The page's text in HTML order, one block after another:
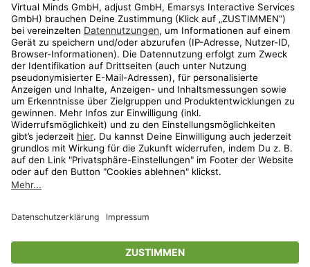
Shop
Aktionen
Travel